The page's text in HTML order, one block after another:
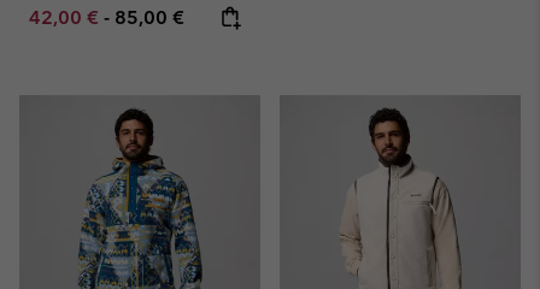
Minimum sale price:
42,00 € - Maximum price:
85,00 €